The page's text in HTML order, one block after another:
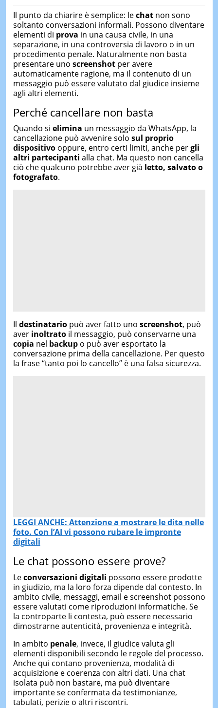
Il punto da chiarire è semplice: lechatnon sono
soltanto conversazioni informali. Possono diventare
elementi di prova in una causa civile, in una
separazione, in una controversia di lavoro o in un
procedimento penale. Naturalmente non basta
presentare uno screenshotper avere
automaticamente ragione, ma il contenuto di un
messaggio può essere valutato dal giudice insieme
agli altri elementi.
Perché cancellare non basta
Quando si elimina un messaggio da WhatsApp, la
cancellazione può avvenire solo sul proprio
dispositivooppure, entro certi limiti, anche pergli
altri partecipanti alla chat. Ma questo non cancella
ciò che qualcuno potrebbe aver già letto, salvato o
fotografato.
Il destinatariopuò aver fatto uno screenshot, può
aver inoltratoil messaggio, può conservarne una
copia nel backupo può aver esportato la
conversazione prima della cancellazione. Per questo
la frase “tanto poi lo cancello” è una falsa sicurezza.
LEGGI ANCHE: Attenzione a mostrare le dita nelle
foto. Con l’AI vi possono rubare le impronte
digitali
Le chat possono essere prove?
Leconversazioni digitali possono essere prodotte
in giudizio, ma la loro forza dipende dal contesto. In
ambito civile, messaggi, email e screenshot possono
essere valutati come riproduzioni informatiche. Se
la controparte li contesta, può essere necessario
dimostrarne autenticità, provenienza e integrità.
In ambito penale, invece, il giudice valuta gli
elementi disponibili secondo le regole del processo.
Anche qui contano provenienza, modalità di
acquisizione e coerenza con altri dati. Una chat
isolata può non bastare, ma può diventare
importante se confermata da testimonianze,
tabulati, perizie o altri riscontri.